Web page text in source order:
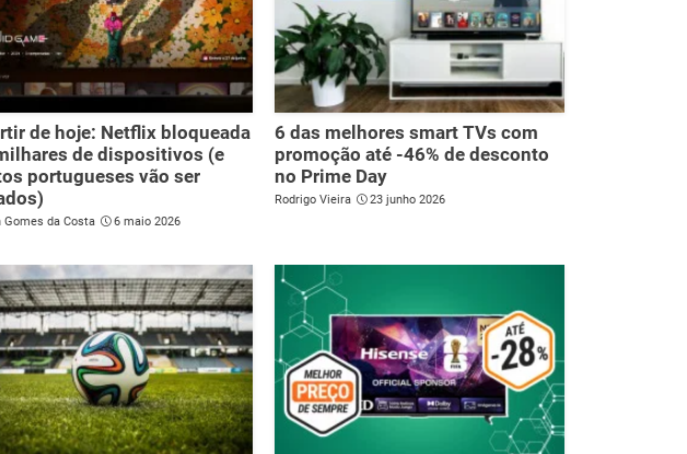
de hoje: Netflix bloqueada
de dispositivos (e
portugueses vão ser
Gomes da Costa 6 maio 2026
6 das melhores smart TVs com
promoção até -46% de desconto
no Prime Day
Rodrigo Vieira 23 junho 2026